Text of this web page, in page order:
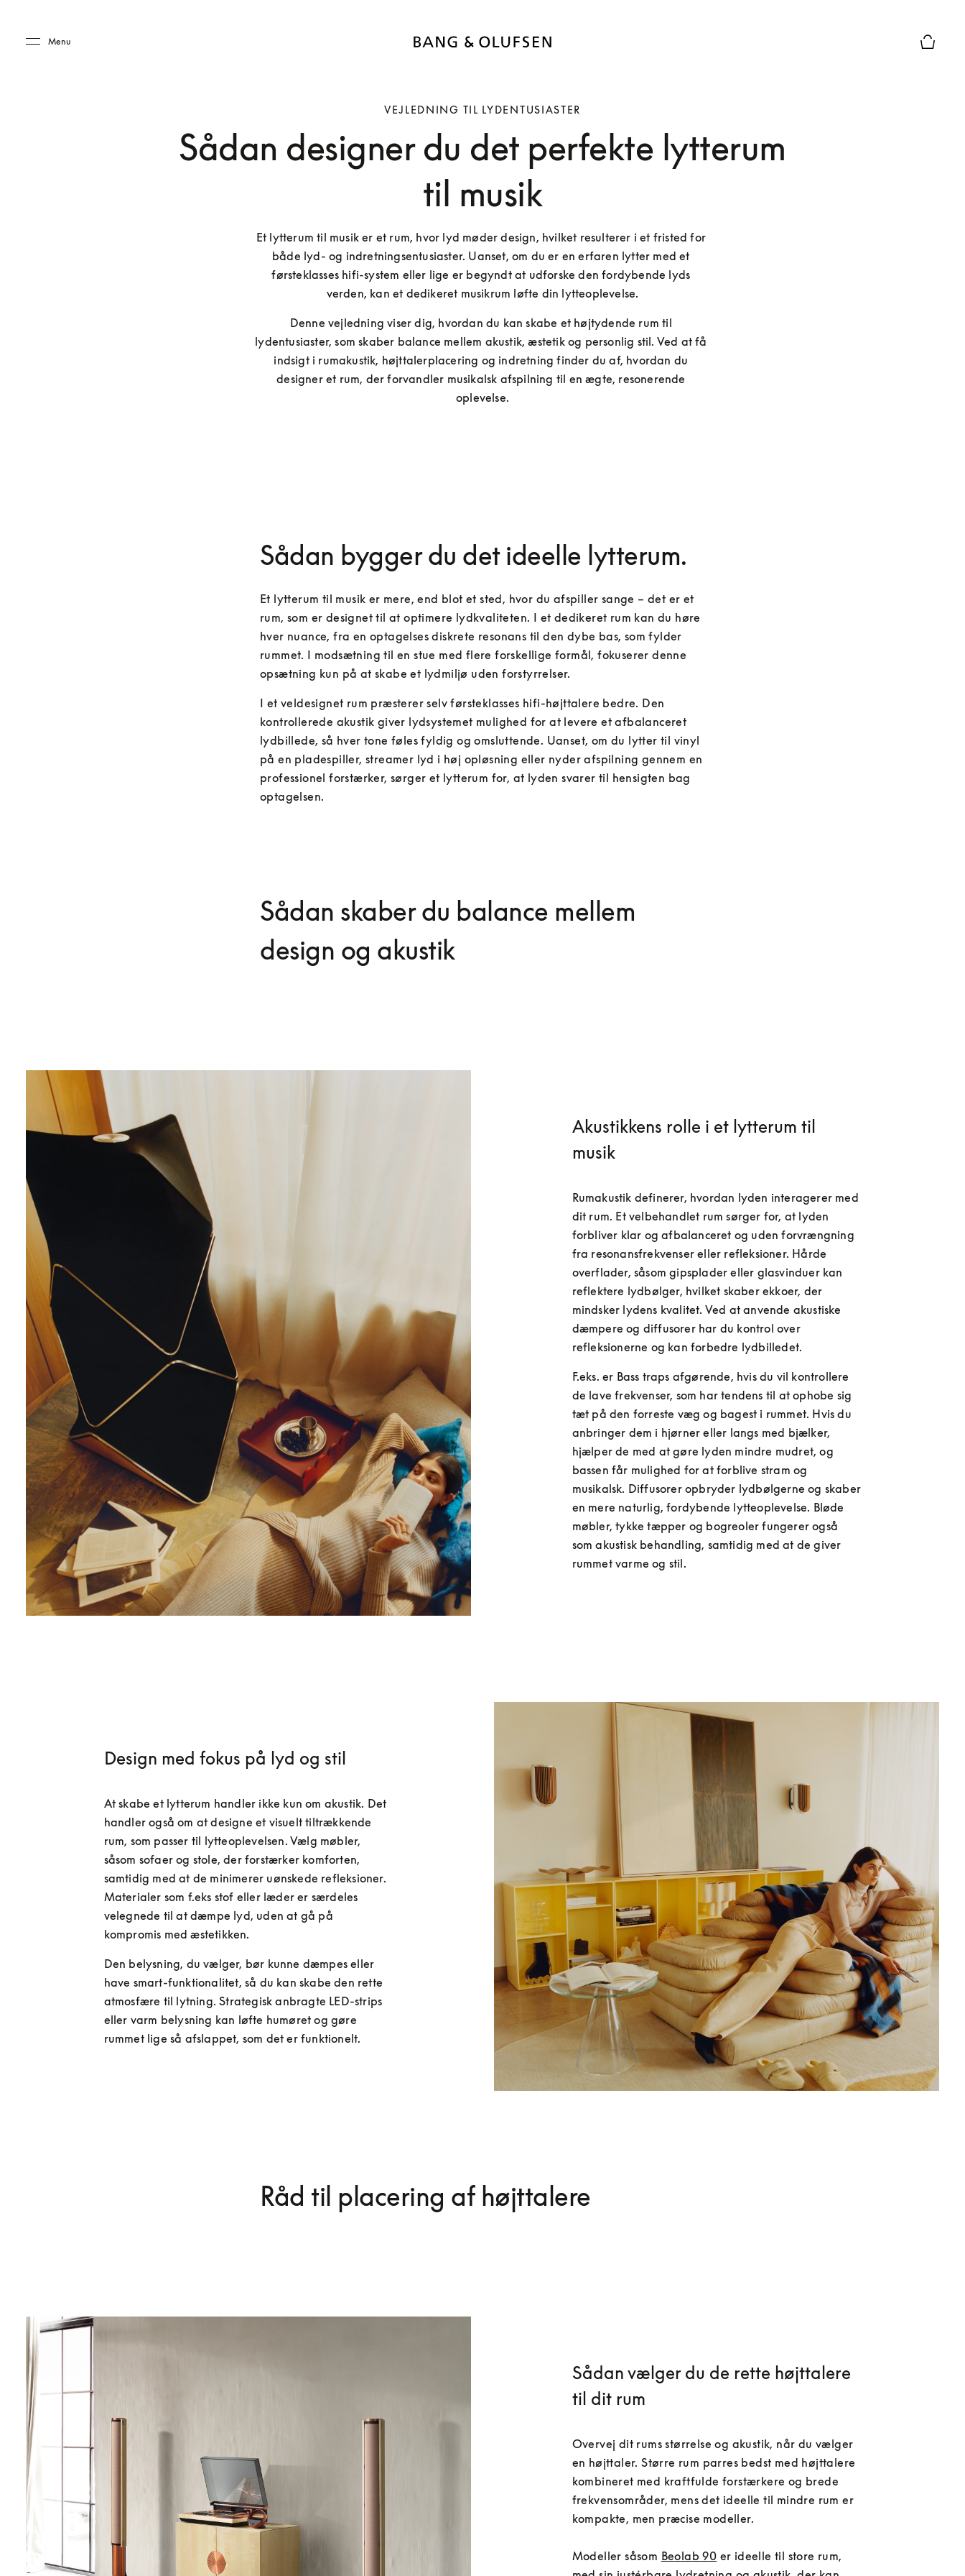
Menu
VEJLEDNING TIL LYDENTUSIASTER
Sådan designer du det perfekte lytterum
til musik
Et lytterum til musik er et rum, hvor lyd møder design, hvilket resulterer i et fristed for
både lyd- og indretningsentusiaster. Uanset, om du er en erfaren lytter med et
førsteklasses hifi-system eller lige er begyndt at udforske den fordybende lyds
verden, kan et dedikeret musikrum løfte din lytteoplevelse.
Denne vejledning viser dig, hvordan du kan skabe et højtydende rum til
lydentusiaster, som skaber balance mellem akustik, æstetik og personlig stil. Ved at få
indsigt i rumakustik, højttalerplacering og indretning finder du af, hvordan du
designer et rum, der forvandler musikalsk afspilning til en ægte, resonerende
oplevelse.
Sådan bygger du det ideelle lytterum.
Et lytterum til musik er mere, end blot et sted, hvor du afspiller sange – det er et
rum, som er designet til at optimere lydkvaliteten. I et dedikeret rum kan du høre
hver nuance, fra en optagelses diskrete resonans til den dybe bas, som fylder
rummet. I modsætning til en stue med flere forskellige formål, fokuserer denne
opsætning kun på at skabe et lydmiljø uden forstyrrelser.
I et veldesignet rum præsterer selv førsteklasses hifi-højttalere bedre. Den
kontrollerede akustik giver lydsystemet mulighed for at levere et afbalanceret
lydbillede, så hver tone føles fyldig og omsluttende. Uanset, om du lytter til vinyl
på en pladespiller, streamer lyd i høj opløsning eller nyder afspilning gennem en
professionel forstærker, sørger et lytterum for, at lyden svarer til hensigten bag
optagelsen.
Sådan skaber du balance mellem
design og akustik
Akustikkens rolle i et lytterum til
musik
Rumakustik definerer, hvordan lyden interagerer med
dit rum. Et velbehandlet rum sørger for, at lyden
forbliver klar og afbalanceret og uden forvrængning
fra resonansfrekvenser eller refleksioner. Hårde
overflader, såsom gipsplader eller glasvinduer kan
reflektere lydbølger, hvilket skaber ekkoer, der
mindsker lydens kvalitet. Ved at anvende akustiske
dæmpere og diffusorer har du kontrol over
refleksionerne og kan forbedre lydbilledet.
F.eks. er Bass traps afgørende, hvis du vil kontrollere
de lave frekvenser, som har tendens til at ophobe sig
tæt på den forreste væg og bagest i rummet. Hvis du
anbringer dem i hjørner eller langs med bjælker,
hjælper de med at gøre lyden mindre mudret, og
bassen får mulighed for at forblive stram og
musikalsk. Diffusorer opbryder lydbølgerne og skaber
en mere naturlig, fordybende lytteoplevelse. Bløde
møbler, tykke tæpper og bogreoler fungerer også
som akustisk behandling, samtidig med at de giver
rummet varme og stil.
Design med fokus på lyd og stil
At skabe et lytterum handler ikke kun om akustik. Det
handler også om at designe et visuelt tiltrækkende
rum, som passer til lytteoplevelsen. Vælg møbler,
såsom sofaer og stole, der forstærker komforten,
samtidig med at de minimerer uønskede refleksioner.
Materialer som f.eks stof eller læder er særdeles
velegnede til at dæmpe lyd, uden at gå på
kompromis med æstetikken.
Den belysning, du vælger, bør kunne dæmpes eller
have smart-funktionalitet, så du kan skabe den rette
atmosfære til lytning. Strategisk anbragte LED-strips
eller varm belysning kan løfte humøret og gøre
rummet lige så afslappet, som det er funktionelt.
Råd til placering af højttalere
Sådan vælger du de rette højttalere
til dit rum
Overvej dit rums størrelse og akustik, når du vælger
en højttaler. Større rum parres bedst med højttalere
kombineret med kraftfulde forstærkere og brede
frekvensområder, mens det ideelle til mindre rum er
kompakte, men præcise modeller.
Modeller såsom Beolab 90 er ideelle til store rum,